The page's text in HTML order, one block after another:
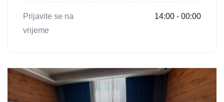
Prijavite se na
vrijeme
14:00 - 00:00